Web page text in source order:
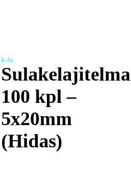
k-fu
Sulakelajitelma
100 kpl –
5x20mm
(Hidas)